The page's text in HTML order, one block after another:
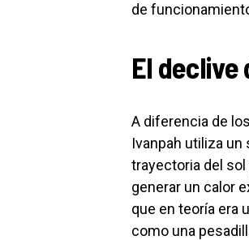
de
El declive
A diferencia de
Ivanpah utiliza un
trayectoria del
generar un calor
que en teoría era
como una